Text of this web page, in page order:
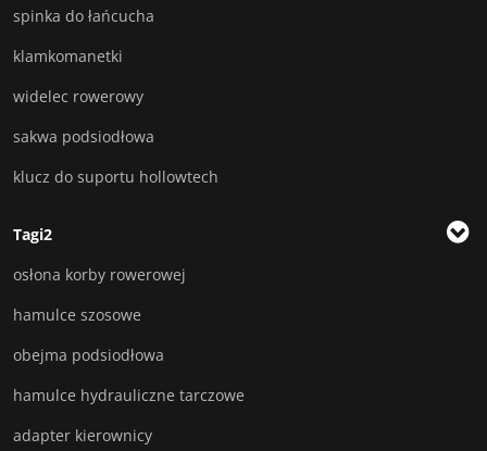
spinka do łańcucha
klamkomanetki
widelec rowerowy
sakwa podsiodłowa
klucz do suportu hollowtech
Tagi2
osłona korby rowerowej
hamulce szosowe
obejma podsiodłowa
hamulce hydrauliczne tarczowe
adapter kierownicy